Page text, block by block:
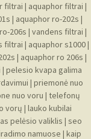
filtrai | aquaphor filtrai |
| aquaphor ro-202s |
206s | vandens filtrai |
filtrai | aquaphor s1000|
| aquaphor ro 206s |
| pelesio kvapa galima
| priemonė nuo
nuo voru | telefonų
vorų | lauko kubilai
pelėsio valiklis | seo
namuose | kaip